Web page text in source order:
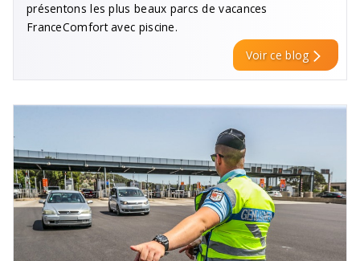
présentons les plus beaux parcs de vacances
FranceComfort avec piscine.
Voir ce blog